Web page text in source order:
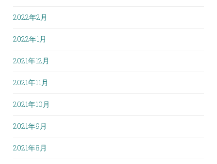
2022年2月
2022年1月
2021年12月
2021年11月
2021年10月
2021年9月
2021年8月